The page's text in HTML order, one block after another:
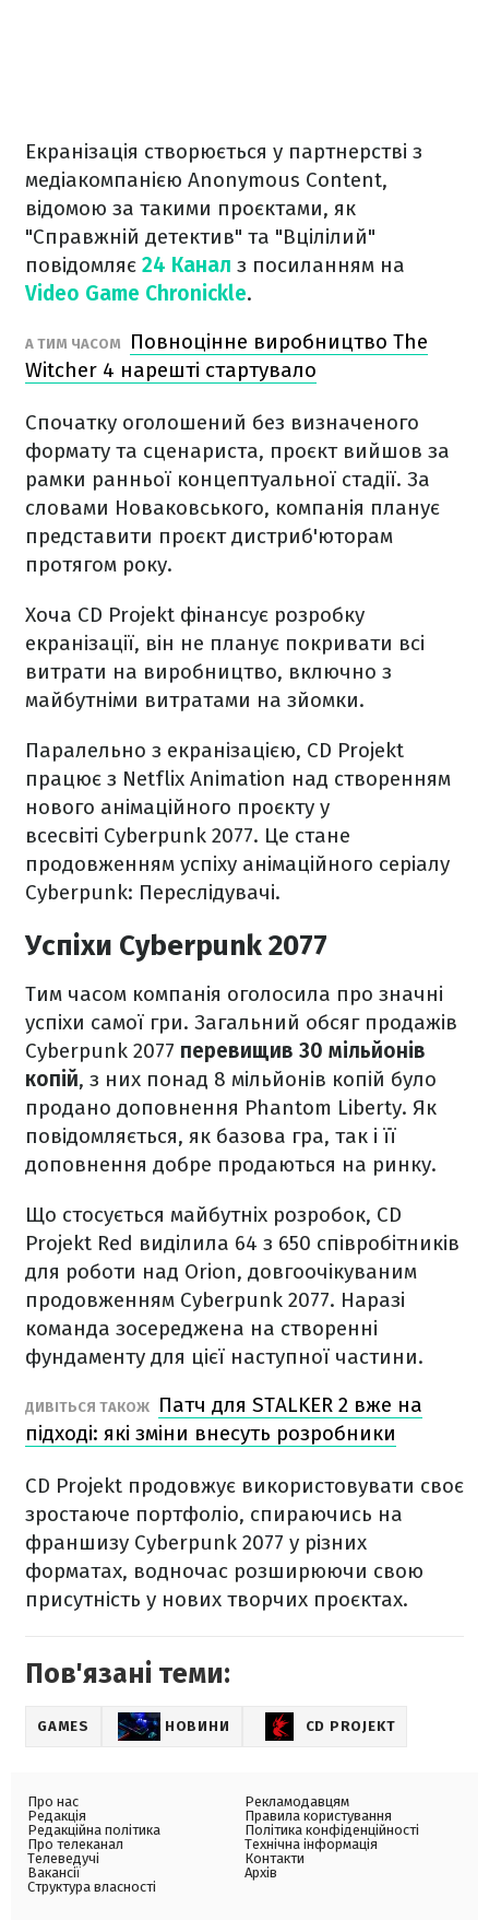
Екранізація створюється у партнерстві з
медіакомпанією Anonymous Content,
відомою за такими проєктами, як
"Справжній детектив" та "Вцілілий"
повідомляє 24 Канал з посиланням на
Video Game Chronickle.
А ТИМ ЧАСОМ
Повноцінне виробництво The
Witcher 4 нарешті стартувало
Спочатку оголошений без визначеного
формату та сценариста, проєкт вийшов за
рамки ранньої концептуальної стадії. За
словами Новаковського, компанія планує
представити проєкт дистриб'юторам
протягом року.
Хоча CD Projekt фінансує розробку
екранізації, він не планує покривати всі
витрати на виробництво, включно з
майбутніми витратами на зйомки.
Паралельно з екранізацією, CD Projekt
працює з Netflix Animation над створенням
нового анімаційного проєкту у
всесвіті Cyberpunk 2077. Це стане
продовженням успіху анімаційного серіалу
Cyberpunk: Переслідувачі.
Успіхи Cyberpunk 2077
Тим часом компанія оголосила про значні
успіхи самої гри. Загальний обсяг продажів
Cyberpunk 2077 перевищив 30 мільйонів
копій, з них понад 8 мільйонів копій було
продано доповнення Phantom Liberty. Як
повідомляється, як базова гра, так і її
доповнення добре продаються на ринку.
Що стосується майбутніх розробок, CD
Projekt Red виділила 64 з 650 співробітників
для роботи над Orion, довгоочікуваним
продовженням Cyberpunk 2077. Наразі
команда зосереджена на створенні
фундаменту для цієї наступної частини.
ДИВІТЬСЯ ТАКОЖ
Патч для STALKER 2 вже на
підході: які зміни внесуть розробники
CD Projekt продовжує використовувати своє
зростаюче портфоліо, спираючись на
франшизу Cyberpunk 2077 у різних
форматах, водночас розширюючи свою
присутність у нових творчих проєктах.
Пов'язані теми:
GAMES НОВИНИ CD PROJEKT
Про нас
Редакція
Редакційна політика
Про телеканал
Телеведучі
Вакансії
Структура власності
Рекламодавцям
Правила користування
Політика конфіденційності
Технічна інформація
Контакти
Архів